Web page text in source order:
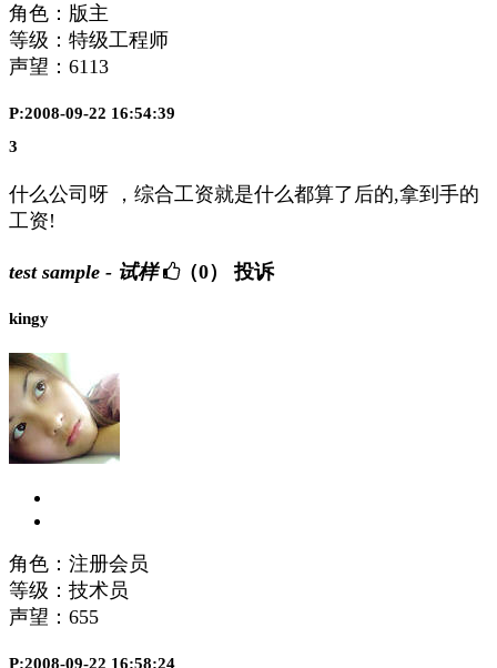
角色：版主
等级：特级工程师
声望： 6113
P:2008-09-22 16:54:39
3
什么公司呀 ，综合工资就是什么都算了后的,拿到手的
工资!
test sample - 试样 （0） 投诉
kingy
角色：注册会员
等级：技术员
声望： 655
P:2008-09-22 16:58:24